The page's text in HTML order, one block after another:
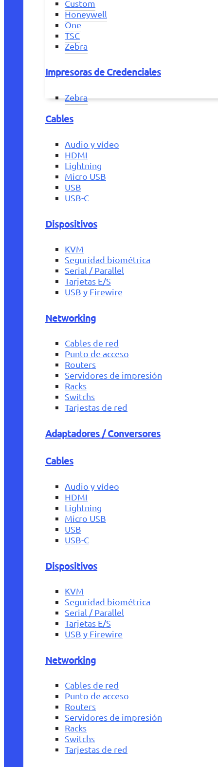
Custom
Honeywell
One
TSC
Zebra
Impresoras de Credenciales
Zebra
Cables
Audio y vídeo
HDMI
Lightning
Micro USB
USB
USB-C
Dispositivos
KVM
Seguridad biométrica
Serial / Parallel
Tarjetas E/S
USB y Firewire
Networking
Cables de red
Punto de acceso
Routers
Servidores de impresión
Racks
Switchs
Tarjestas de red
Adaptadores / Conversores
Cables
Audio y vídeo
HDMI
Lightning
Micro USB
USB
USB-C
Dispositivos
KVM
Seguridad biométrica
Serial / Parallel
Tarjetas E/S
USB y Firewire
Networking
Cables de red
Punto de acceso
Routers
Servidores de impresión
Racks
Switchs
Tarjestas de red